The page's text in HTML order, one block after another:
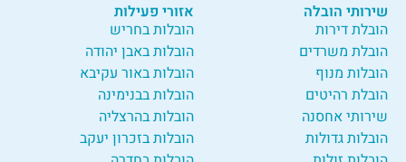
שירותי הובלה
הובלת דירות
הובלת משרדים
הובלות מנוף
הובלת רהיטים
שירותי אחסנה
הובלות גדולות
אזורי פעילות
הובלות בחריש
הובלות באבן יהודה
הובלות באור עקיבא
הובלות בבנימינה
הובלות בהרצליה
הובלות בזכרון יעקב